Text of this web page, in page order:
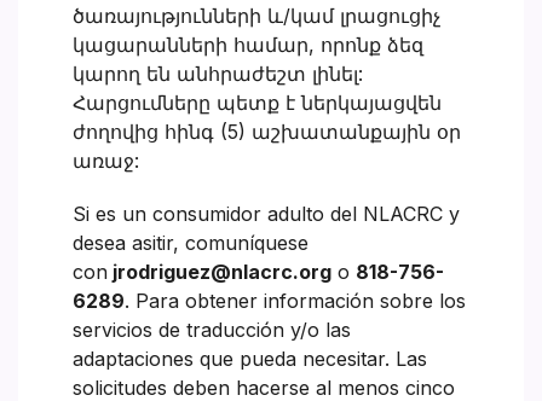
ծառայությունների և/կամ լրացուցիչ
կացարանների համար, որոնք ձեզ
կարող են անհրաժեշտ լինել:
Հարցումները պետք է ներկայացվեն
ժողովից հինգ (5) աշխատանքային օր
առաջ:
Si es un consumidor adulto del NLACRC y
desea asitir, comuníquese
con jrodriguez@nlacrc.org o 818-756-
6289. Para obtener información sobre los
servicios de traducción y/o las
adaptaciones que pueda necesitar. Las
solicitudes deben hacerse al menos cinco